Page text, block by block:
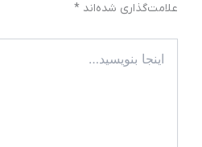
علامت‌گذاری شده‌اند *
بنویسید…